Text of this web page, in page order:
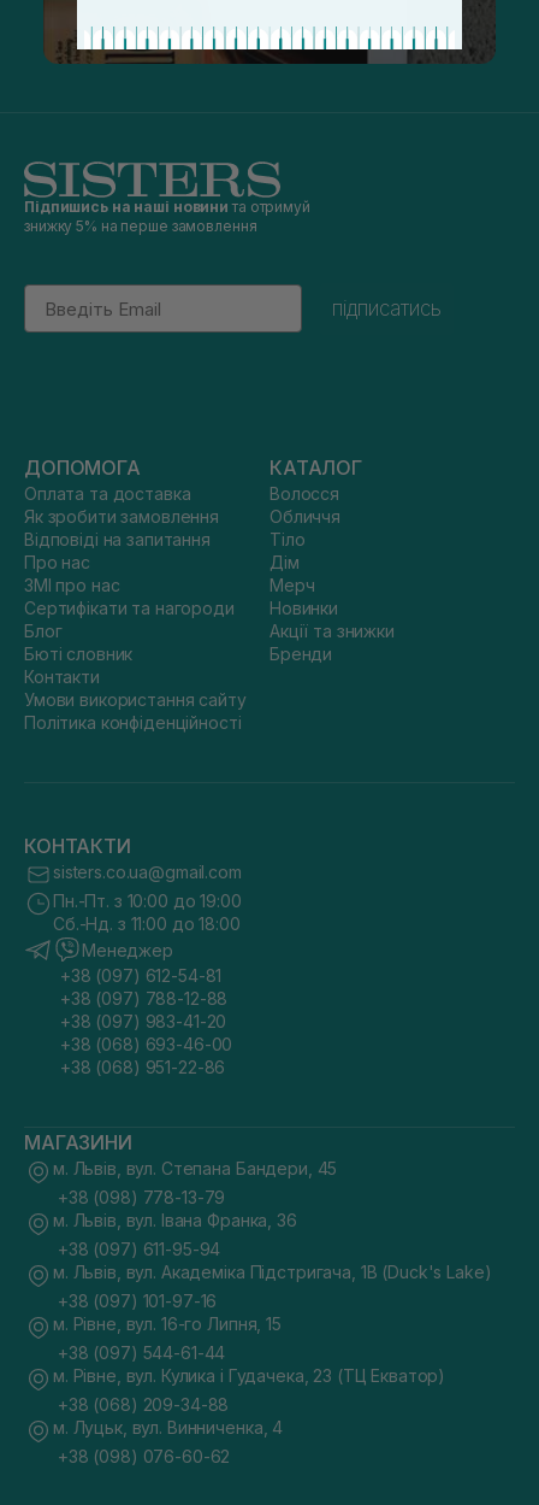
Підпишись на наші новини та отримуй
знижку 5% на перше замовлення
Email
підписатись
ДОПОМОГА
Оплата та доставка
Як зробити замовлення
Відповіді на запитання
Про нас
ЗМІ про нас
Сертифікати та нагороди
Блог
Бюті словник
Контакти
Умови використання сайту
Політика конфіденційності
КАТАЛОГ
Волосся
Обличчя
Тіло
Дім
Мерч
Новинки
Акції та знижки
Бренди
КОНТАКТИ
sisters.co.ua@gmail.com
Пн.-Пт. з 10:00 до 19:00
Сб.-Нд. з 11:00 до 18:00
Менеджер
+38 (097) 612-54-81
+38 (097) 788-12-88
+38 (097) 983-41-20
+38 (068) 693-46-00
+38 (068) 951-22-86
МАГАЗИНИ
м. Львів, вул. Степана Бандери, 45
+38 (098) 778-13-79
м. Львів, вул. Івана Франка, 36
+38 (097) 611-95-94
м. Львів, вул. Академіка Підстригача, 1В (Duck's Lake)
+38 (097) 101-97-16
м. Рівне, вул. 16-го Липня, 15
+38 (097) 544-61-44
м. Рівне, вул. Кулика і Гудачека, 23 (ТЦ Екватор)
+38 (068) 209-34-88
м. Луцьк, вул. Винниченка, 4
+38 (098) 076-60-62